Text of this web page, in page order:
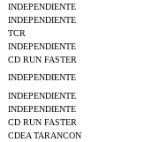
INDEPENDIENTE
INDEPENDIENTE
TCR
INDEPENDIENTE
CD RUN FASTER
INDEPENDIENTE
INDEPENDIENTE
INDEPENDIENTE
CD RUN FASTER
CDEA TARANCON